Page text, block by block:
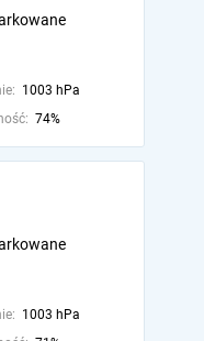
1003 hPa
74%
1003 hPa